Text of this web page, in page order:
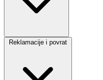
Reklamacije i povrat